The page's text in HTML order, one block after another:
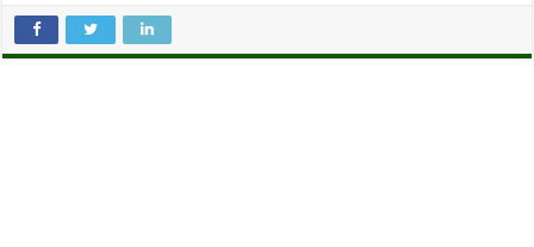
e
ai at